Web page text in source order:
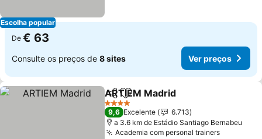
Escolha popular
De € 63
Consulte os preços de 8 sites Ver preços
PartilharAdicionar aos favoritos
ARTIEM Madrid
4 Estrelas
9,6 Excelente
6.713
a 3.6 km de Estádio Santiago Bernabeu
Academia com personal trainers